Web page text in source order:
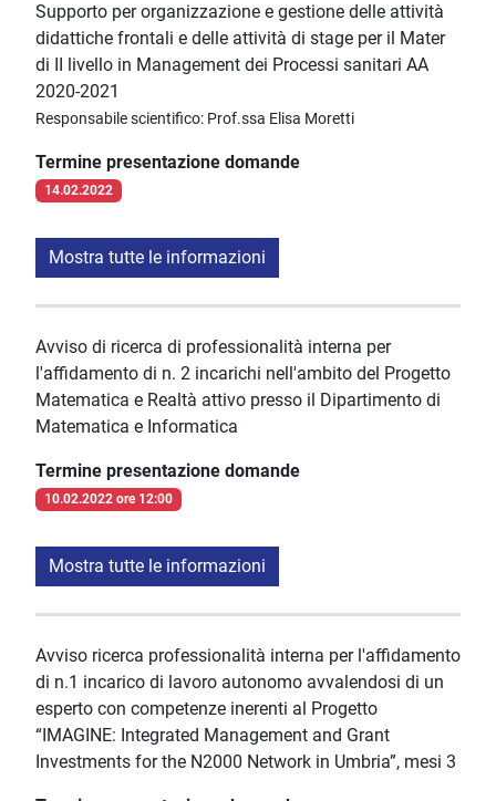
Supporto per organizzazione e gestione delle attività
didattiche frontali e delle attività di stage per il Mater
di II livello in Management dei Processi sanitari AA
2020-2021
Responsabile scientifico: Prof.ssa Elisa Moretti
Termine presentazione domande
14.02.2022
Mostra tutte le informazioni
Avviso di ricerca di professionalità interna per
l'affidamento di n. 2 incarichi nell'ambito del Progetto
Matematica e Realtà attivo presso il Dipartimento di
Matematica e Informatica
Termine presentazione domande
10.02.2022 ore 12:00
Mostra tutte le informazioni
Avviso ricerca professionalità interna per l'affidamento
di n.1 incarico di lavoro autonomo avvalendosi di un
esperto con competenze inerenti al Progetto
“IMAGINE: Integrated Management and Grant
Investments for the N2000 Network in Umbria”, mesi 3